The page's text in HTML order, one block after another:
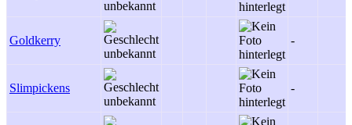
Goldkerry -
Slimpickens -